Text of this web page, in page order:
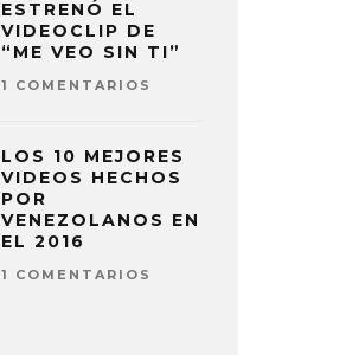
ESTRENÓ EL
VIDEOCLIP DE
“ME VEO SIN TI”
1 COMENTARIOS
LOS 10 MEJORES
VIDEOS HECHOS
POR
VENEZOLANOS EN
EL 2016
1 COMENTARIOS